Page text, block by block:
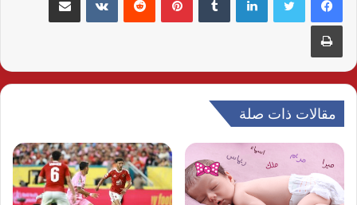
طباعة
مقالات ذات صلة